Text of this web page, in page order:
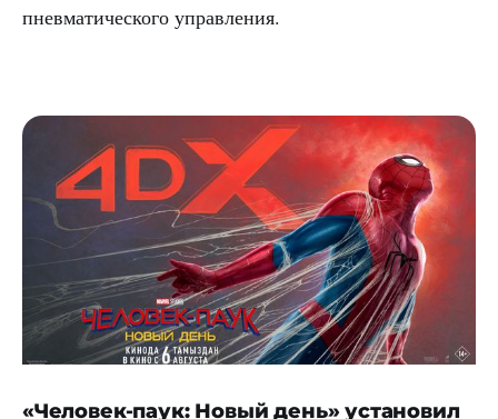
пневматического управления.
«Человек-паук: Новый день» установил